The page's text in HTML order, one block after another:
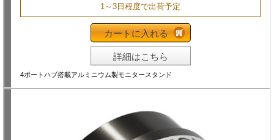
1～3日程度で出荷予定
カートに入れる
詳細はこちら
4ポートハブ搭載アルミニウム製モニタースタンド